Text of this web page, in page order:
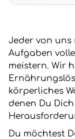
Jeder von uns
Aufgaben
meistern. Wir
körperliches
denen Du
Du möchtest